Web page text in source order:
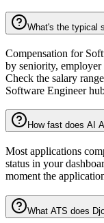
What's the typical
Compensation for
by seniority, employer
Check the salary
Software Engineer
How fast does AI
Most applications
status in your
moment the
What ATS does